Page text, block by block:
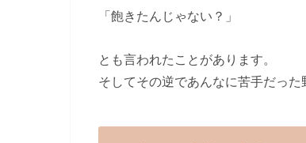
「飽きたんじゃない？」
とも言われたことがあります。
そしてその逆であんなに苦手だった